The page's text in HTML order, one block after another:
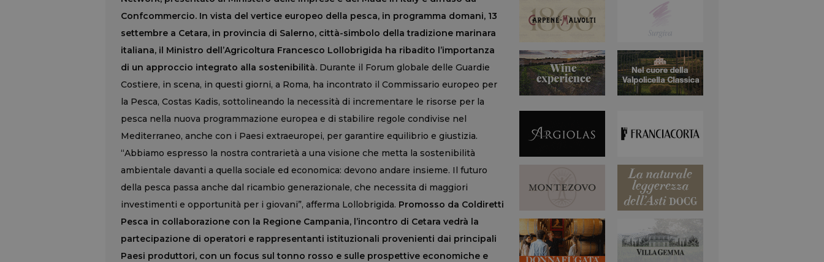
Confcommercio. In vista del vertice europeo della pesca, in programma domani, 13
settembre a Cetara, in provincia di Salerno, città-simbolo della tradizione marinara
italiana, il Ministro dell’Agricoltura Francesco Lollobrigida ha ribadito l’importanza
di un approccio integrato alla sostenibilità. Durante il Forum globale delle Guardie
Costiere, in scena, in questi giorni, a Roma, ha incontrato il Commissario europeo per
la Pesca, Costas Kadis, sottolineando la necessità di incrementare le risorse per la
pesca nella nuova programmazione europea e di stabilire regole condivise nel
Mediterraneo, anche con i Paesi extraeuropei, per garantire equilibrio e giustizia.
“Abbiamo espresso la nostra contrarietà a una visione che metta la sostenibilità
ambientale davanti a quella sociale ed economica: devono andare insieme. Il futuro
della pesca passa anche dal ricambio generazionale, che necessita di maggiori
investimenti e opportunità per i giovani”, afferma Lollobrigida. Promosso da Coldiretti
Pesca in collaborazione con la Regione Campania, l’incontro di Cetara vedrà la
partecipazione di operatori e rappresentanti istituzionali provenienti dai principali
Paesi produttori, con un focus sul tonno rosso e sulle prospettive economiche e